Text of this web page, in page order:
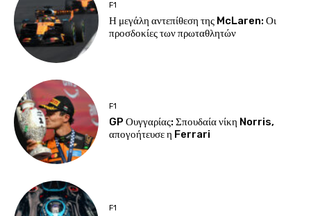
F1
Η μεγάλη αντεπίθεση της McLaren: Οι
προσδοκίες των πρωταθλητών
F1
GP Ουγγαρίας: Σπουδαία νίκη Norris,
απογοήτευσε η Ferrari
F1